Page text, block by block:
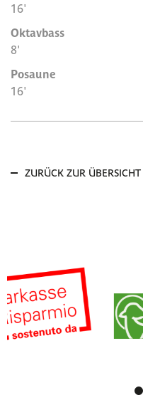
16'
Oktavbass
8'
Posaune
16'
ZURÜCK ZUR ÜBERSICHT
1